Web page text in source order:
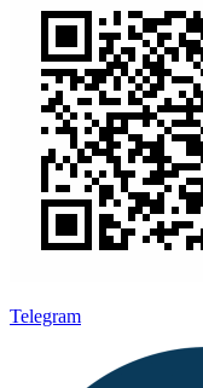
Telegram